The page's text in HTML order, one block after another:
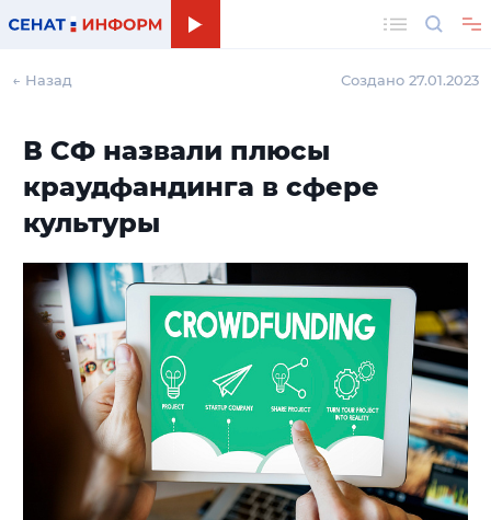
← Назад Создано 27.01.2023
В СФ назвали плюсы
краудфандинга в сфере
культуры